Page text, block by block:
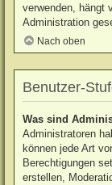
verwenden, hängt
Administration
Nach oben
Benutzer-
Was sind
Administratoren
können jede Art
Berechtigungen
erstellen,